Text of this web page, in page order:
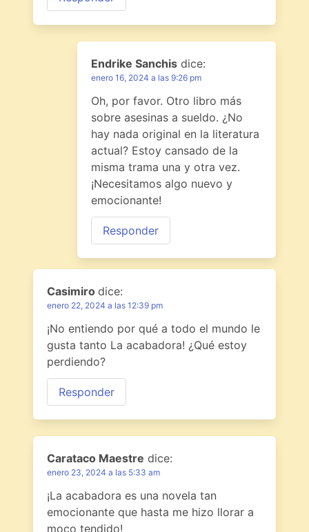
Endrike Sanchis dice:
enero 16, 2024 a las 9:26 pm
Oh, por favor. Otro libro más
sobre asesinas a sueldo. ¿No
hay nada original en la literatura
actual? Estoy cansado de la
misma trama una y otra vez.
¡Necesitamos algo nuevo y
emocionante!
Responder
Casimiro dice:
enero 22, 2024 a las 12:39 pm
¡No entiendo por qué a todo el mundo le
gusta tanto La acabadora! ¿Qué estoy
perdiendo?
Responder
Carataco Maestre dice:
enero 23, 2024 a las 5:33 am
¡La acabadora es una novela tan
emocionante que hasta me hizo llorar a
moco tendido!